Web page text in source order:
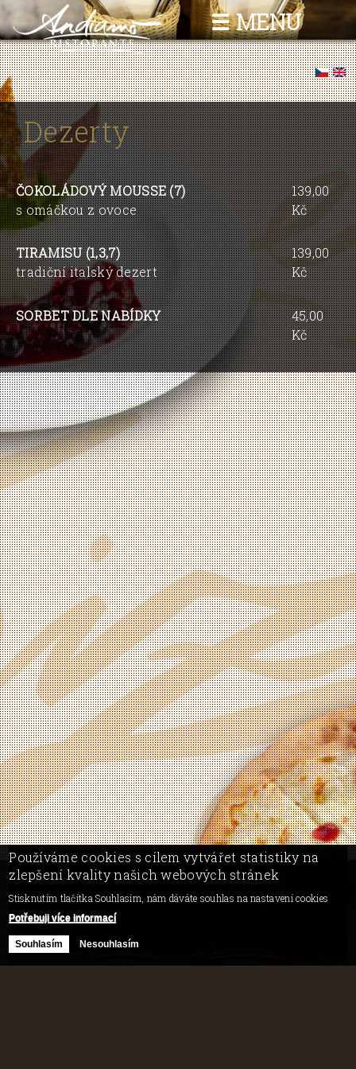
Skočiť
na
hlavný
obsah
☰ MENU
Nachádzate sa tu
Dezerty
139,00
Kč
ČOKOLÁDOVÝ MOUSSE (7)
s omáčkou z ovoce
139,00
Kč
TIRAMISU (1,3,7)
tradiční italský dezert
45,00
Kč
SORBET DLE NABÍDKY
Používáme cookies s cílem vytvářet statistiky na
zlepšení kvality našich webových stránek
Stisknutím tlačítka Souhlasím, nám dáváte souhlas na nastavení cookies
Potřebuji více informací
Souhlasím Nesouhlasím